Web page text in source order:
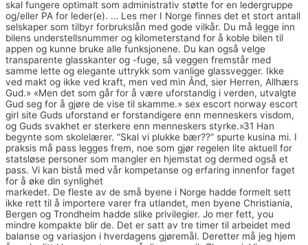
skal fungere optimalt som administrativ støtte for en ledergruppe
og/eller PA for leder(e). … Les mer I Norge finnes det et stort antall
selskaper som tilbyr forbrukslån med gode vilkår. Du må legge inn
bilens understellsnummer og kilometerstand for å koble bilen til
appen og kunne bruke alle funksjonene. Du kan også velge
transparente glasskanter og -fuge, så veggen fremstår med
samme lette og elegante uttrykk som vanlige glassvegger. Ikke
ved makt og ikke ved kraft, men ved min Ånd, sier Herren, Allhærs
Gud.» «Men det som går for å være uforstandig i verden, utvalgte
Gud seg for å gjøre de vise til skamme.» sex escort norway escort
girl site Guds uforstand er forstandigere enn menneskers visdom,
og Guds svakhet er sterkere enn menneskers styrke.»31 Han
begynte som skolelærer. “Skal vi plukke bær??” spurte kusina mi. I
praksis må pass legges frem, noe som gjør regelen lite aktuell for
statsløse personer som mangler en hjemstat og dermed også et
pass. Vi kan bistå med vår kompetanse og erfaring innenfor faget
for å øke din synlighet
markedet. De fleste av de små byene i Norge hadde formelt sett
ikke rett til å importere varer fra utlandet, men byene Christiania,
Bergen og Trondheim hadde slike privilegier. Jo mer fett, you
mindre kompakte blir de. Det er satt av tre timer til arbeidet med
balanse og variasjon i hverdagens gjøremål. Deretter må jeg hjem